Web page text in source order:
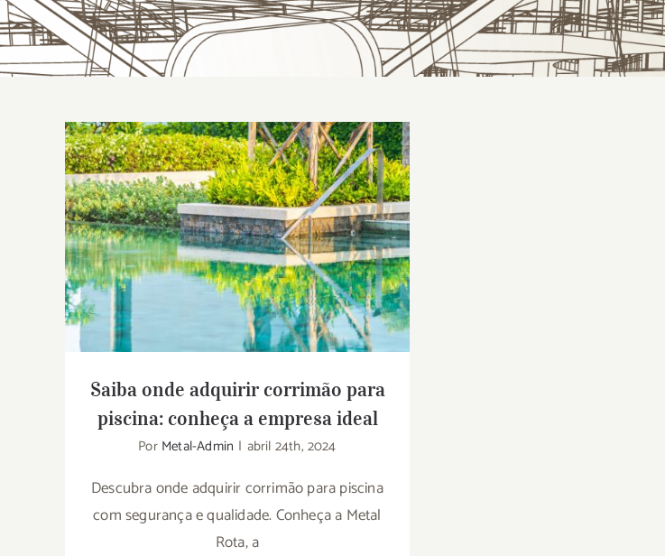
Saiba onde adquirir corrimão para
piscina: conheça a empresa ideal
Saiba onde adquirir corrimão para
piscina: conheça a empresa ideal
Por Metal-Admin | abril 24th, 2024
Descubra onde adquirir corrimão para piscina
com segurança e qualidade. Conheça a Metal
Rota, a